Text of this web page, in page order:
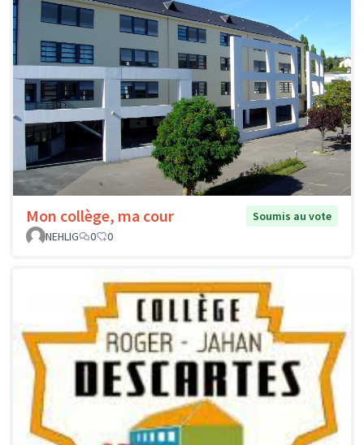
Mon collège, ma cour
Soumis au vote
NEHLIG
0 0